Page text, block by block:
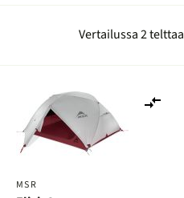
Vertailussa 2 telttaa
MSR